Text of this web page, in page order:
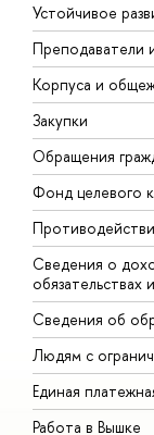
Устойчивое
Преподаватели
Корпуса и
Закупки
Обращения
Фонд целевого
Сведения о
обязательствах
Сведения об
Людям с
Единая
Работа в Вышке